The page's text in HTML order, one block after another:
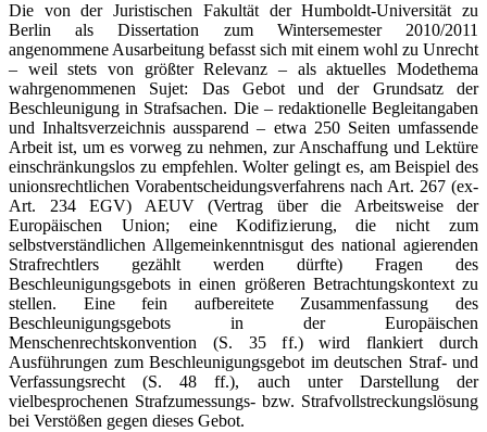
Die von der Juristischen Fakultät der Humboldt-Universität zu
Berlin als Dissertation zum Wintersemester 2010/2011
angenommene Ausarbeitung befasst sich mit einem wohl zu Unrecht
– weil stets von größter Relevanz – als aktuelles Modethema
wahrgenommenen Sujet: Das Gebot und der Grundsatz der
Beschleunigung in Strafsachen. Die – redaktionelle Begleitangaben
und Inhaltsverzeichnis aussparend – etwa 250 Seiten umfassende
Arbeit ist, um es vorweg zu nehmen, zur Anschaffung und Lektüre
einschränkungslos zu empfehlen. Wolter gelingt es, am Beispiel des
unionsrechtlichen Vorabentscheidungsverfahrens nach Art. 267 (ex-
Art. 234 EGV) AEUV (Vertrag über die Arbeitsweise der
Europäischen Union; eine Kodifizierung, die nicht zum
selbstverständlichen Allgemeinkenntnisgut des national agierenden
Strafrechtlers gezählt werden dürfte) Fragen des
Beschleunigungsgebots in einen größeren Betrachtungskontext zu
stellen. Eine fein aufbereitete Zusammenfassung des
Beschleunigungsgebots in der Europäischen
Menschenrechtskonvention (S. 35 ff.) wird flankiert durch
Ausführungen zum Beschleunigungsgebot im deutschen Straf- und
Verfassungsrecht (S. 48 ff.), auch unter Darstellung der
vielbesprochenen Strafzumessungs- bzw. Strafvollstreckungslösung
bei Verstößen gegen dieses Gebot.